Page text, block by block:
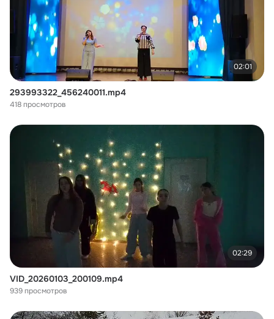
02:01
293993322_456240011.mp4
418 просмотров
02:29
VID_20260103_200109.mp4
939 просмотров